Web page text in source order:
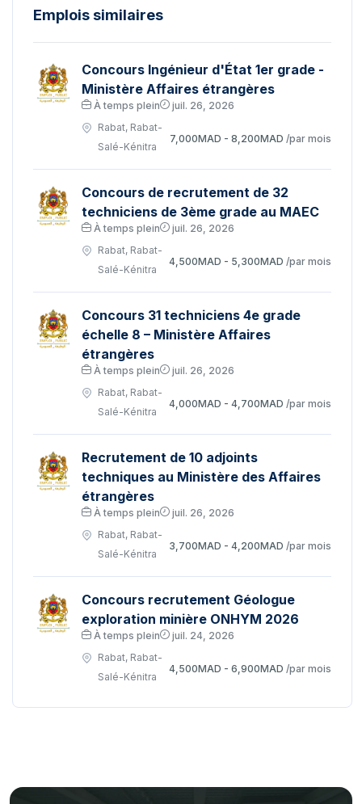
Emplois similaires
Concours Ingénieur d'État 1er grade -
Ministère Affaires étrangères
À temps plein
juil. 26, 2026
Rabat, Rabat-
Salé-Kénitra
7,000MAD - 8,200MAD /par mois
Concours de recrutement de 32
techniciens de 3ème grade au MAEC
À temps plein
juil. 26, 2026
Rabat, Rabat-
Salé-Kénitra
4,500MAD - 5,300MAD /par mois
Concours 31 techniciens 4e grade
échelle 8 – Ministère Affaires
étrangères
À temps plein
juil. 26, 2026
Rabat, Rabat-
Salé-Kénitra
4,000MAD - 4,700MAD /par mois
Recrutement de 10 adjoints
techniques au Ministère des Affaires
étrangères
À temps plein
juil. 26, 2026
Rabat, Rabat-
Salé-Kénitra
3,700MAD - 4,200MAD /par mois
Concours recrutement Géologue
exploration minière ONHYM 2026
À temps plein
juil. 24, 2026
Rabat, Rabat-
Salé-Kénitra
4,500MAD - 6,900MAD /par mois